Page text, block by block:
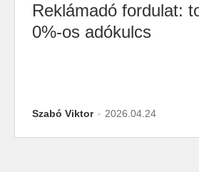
Reklámadó fordulat:
0%-os adókulcs
Szabó Viktor 2026.04.24